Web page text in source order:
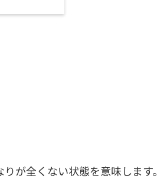
が全くない状態を意味します。